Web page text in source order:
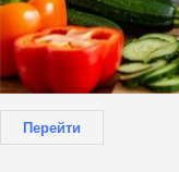
Перейти